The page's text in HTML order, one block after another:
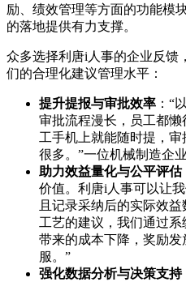
励、绩效管理等方面的功能模
的落地提供有力支撑。
众多选择利唐i人事的企业反馈
们的合理化建议管理水平：
提升提报与审批效率 ：“
审批流程漫长，员工都
工手机上就能随时提，
很多。”一位机械制造企
助力效益量化与公平评估
价值。利唐i人事可以让
且记录采纳后的实际效
工艺的建议，我们通过
带来的成本下降，奖励
服。”
强化数据分析与决策支持